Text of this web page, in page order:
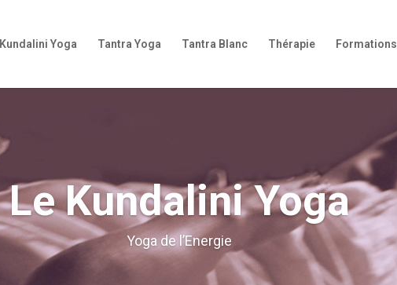
Kundalini Yoga Tantra Yoga Tantra Blanc Thérapie Formations
Le Kundalini Yoga
Yoga de l’Energie